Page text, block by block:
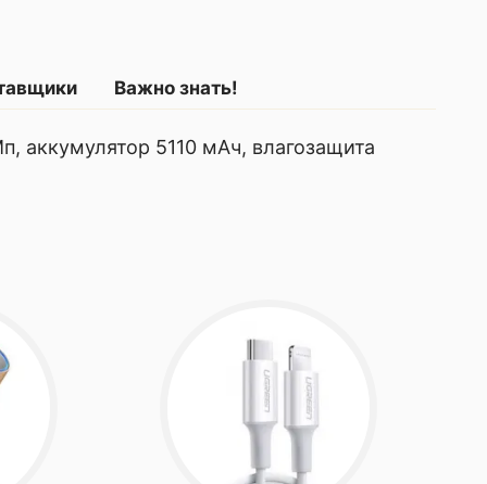
Важно знать!
аккумулятор 5110 мАч, влагозащита